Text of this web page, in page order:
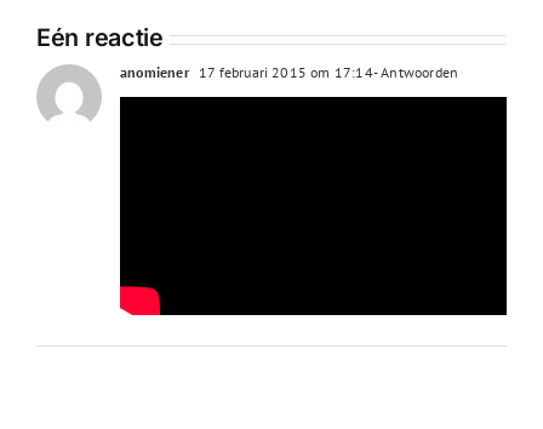
Eén reactie
anomiener 17 februari 2015 om 17:14- Antwoorden